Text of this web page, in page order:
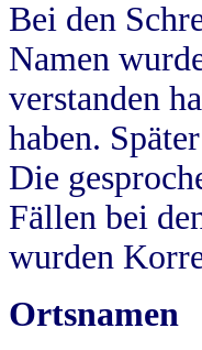
Bei den
Namen
verstanden
haben.
Die
Fällen bei
wurden
Ortsnamen